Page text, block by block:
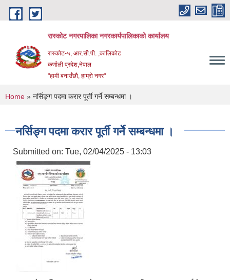
Skip to main content
रास्कोट नगरपालिका नगरकार्यपालिकाको कार्यालय
रास्कोट-५, आर.सी.पी. ,कालिकोट
कर्णाली प्रदेश,नेपाल
"हामी बनाउँछौ, हाम्रो नगर"
You are here
Home » नर्सिङ्ग पदमा करार पूर्ती गर्ने सम्बन्धमा ।
नर्सिङ्ग पदमा करार पूर्ती गर्ने सम्बन्धमा ।
Submitted on: Tue, 02/04/2025 - 13:03